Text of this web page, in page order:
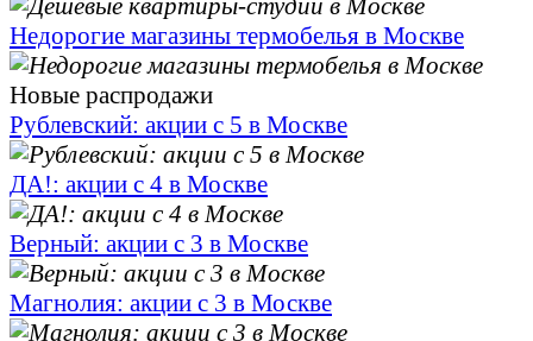
Недорогие магазины термобелья в Москве
Новые распродажи
Рублевский: акции с 5 в Москве
ДА!: акции с 4 в Москве
Верный: акции с 3 в Москве
Магнолия: акции с 3 в Москве